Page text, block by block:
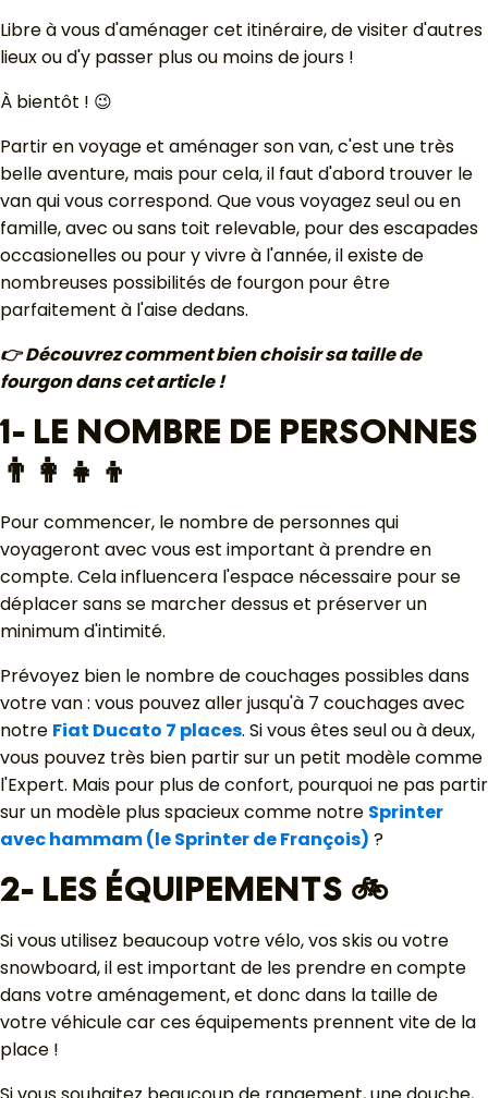
Libre à vous d'aménager cet itinéraire, de visiter d'autres
lieux ou d'y passer plus ou moins de jours !
À bientôt ! 😉
Partir en voyage et aménager son van, c'est une très
belle aventure, mais pour cela, il faut d'abord trouver le
van qui vous correspond. Que vous voyagez seul ou en
famille, avec ou sans toit relevable, pour des escapades
occasionelles ou pour y vivre à l'année, il existe de
nombreuses possibilités de fourgon pour être
parfaitement à l'aise dedans.
👉 Découvrez comment bien choisir sa taille de
fourgon dans cet article !
1- LE NOMBRE DE PERSONNES
👨‍👩‍👧‍👦
Pour commencer, le nombre de personnes qui
voyageront avec vous est important à prendre en
compte. Cela influencera l'espace nécessaire pour se
déplacer sans se marcher dessus et préserver un
minimum d'intimité.
Prévoyez bien le nombre de couchages possibles dans
votre van : vous pouvez aller jusqu'à 7 couchages avec
notre Fiat Ducato 7 places. Si vous êtes seul ou à deux,
vous pouvez très bien partir sur un petit modèle comme
l'Expert. Mais pour plus de confort, pourquoi ne pas partir
sur un modèle plus spacieux comme notre Sprinter
avec hammam (le Sprinter de François) ?
2- LES ÉQUIPEMENTS 🚲
Si vous utilisez beaucoup votre vélo, vos skis ou votre
snowboard, il est important de les prendre en compte
dans votre aménagement, et donc dans la taille de
votre véhicule car ces équipements prennent vite de la
place !